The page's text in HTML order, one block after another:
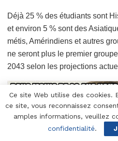
Déjà 25 % des étudiants sont
et environ 5 % sont des
métis, Amérindiens et autres
ne seront plus le premier
2043 selon les projections
Ce site Web utilise des cookies.
ce site, vous reconnaissez
amples informations, veuillez
confidentialité.